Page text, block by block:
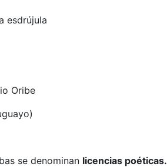
esdrújula
se denominan licencias poéticas.